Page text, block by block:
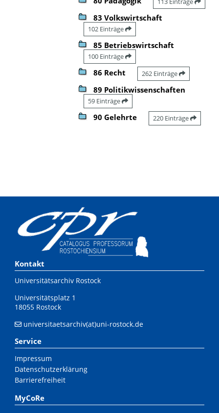
83 Volkswirtschaft
102 Einträge
85 Betriebswirtschaft
100 Einträge
86 Recht 262 Einträge
89 Politikwissenschaften
59 Einträge
90 Gelehrte 220 Einträge
Kontakt
Universitätsarchiv Rostock
Universitätsplatz 1
18055 Rostock
universitaetsarchiv(at)uni-rostock.de
Service
Impressum
Datenschutzerklärung
Barrierefreiheit
MyCoRe